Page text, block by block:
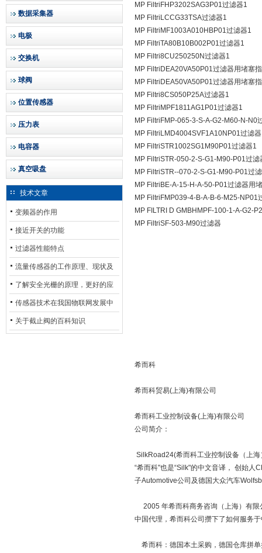
数据采集器
电极
交换机
球阀
位置传感器
压力表
电容器
真空吸盘
技术文章
变频器的作用
接近开关的功能
过滤器性能特点
流量传感器的工作原理、现状及
其发展前景
了解安全光栅的原理，更好的应
用安全光栅
传感器技术在我国物联网发展中
的地位*
关于截止阀的百科知识
MP FiltriFHP3202SAG3P01过滤器1
MP FiltriLCCG33TSA过滤器1
MP FiltriMF1003A010HBP01过滤器1
MP FiltriTA80B10B002P01过滤器1
MP Filtri8CU250250N过滤器1
MP FiltriDEA20VA50P01过滤器用堵塞
MP FiltriDEA50VA50P01过滤器用堵塞
MP Filtri8CS050P25A过滤器1
MP FiltriMPF1811AG1P01过滤器1
MP FiltriFMP-065-3-S-A-G2-M60-N-N0
MP FiltriLMD4004SVF1A10NP01过滤
MP FiltriSTR1002SG1M90P01过滤器1
MP FiltriSTR-­050­-2-­S-­G1-­M90­-P01过滤
MP FiltriSTR­--070-­2­-S-­G1­-M90­-P01过
MP FiltriBE-A-15-H-A-50-P01过滤器用
MP FiltriFMP039-4-B-A-B-6-M25-NP01
MP FILTRI D GMBHMPF-100-1-A-G2-
MP FiltriSF-503-M90过滤器
希而科
希而科贸易(上海)有限公司
希而科工业控制设备(上海)有限公司
公司简介：
SilkRoad24(希而科工业控制设备（上
“希而科"也是“Silk"的中文音译， 创始
子Automotive公司及德国大众汽车
2005 年希而科商务咨询（上海）有限
中国代理，希而科公司攒下了如何服务
希而科：德国本土采购，德国仓库拼